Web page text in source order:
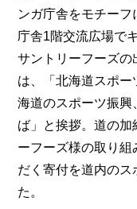
ンガ庁舎をモチー
庁舎1階交流広場で
サントリーフーズ
は、「北海道スポ
海道のスポーツ振
ば」と挨拶。道の加
ーフーズ様の取り組
だく寄付を道内のス
た。